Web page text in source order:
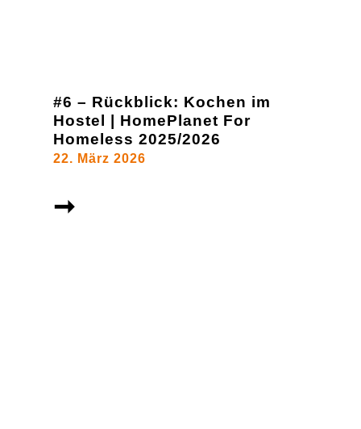
#6 – Rückblick: Kochen im
Hostel | HomePlanet For
Homeless 2025/2026
22. März 2026
➞